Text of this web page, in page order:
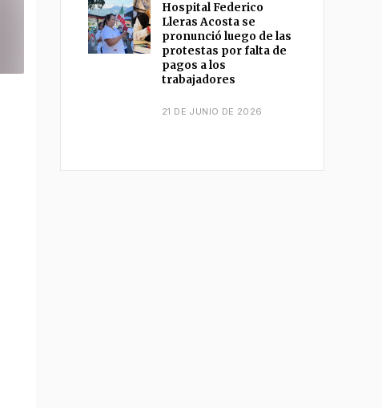
Hospital Federico
Lleras Acosta se
pronunció luego de las
protestas por falta de
pagos a los
trabajadores
21 DE JUNIO DE 2026